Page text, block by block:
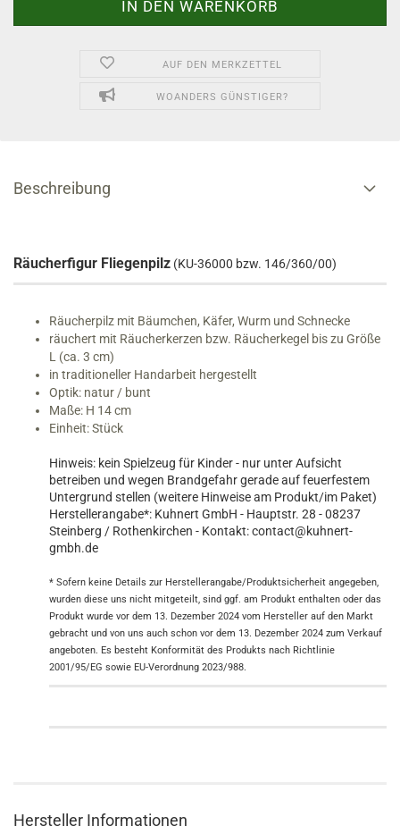
AUF DEN MERKZETTEL
WOANDERS GÜNSTIGER?
Beschreibung
Räucherfigur Fliegenpilz (KU-36000 bzw. 146/360/00)
Räucherpilz mit Bäumchen, Käfer, Wurm und Schnecke
räuchert mit Räucherkerzen bzw. Räucherkegel bis zu Größe
L (ca. 3 cm)
in traditioneller Handarbeit hergestellt
Optik: natur / bunt
Maße: H 14 cm
Einheit: Stück
Hinweis: kein Spielzeug für Kinder - nur unter Aufsicht
betreiben und wegen Brandgefahr gerade auf feuerfestem
Untergrund stellen (weitere Hinweise am Produkt/im Paket)
Herstellerangabe*: Kuhnert GmbH - Hauptstr. 28 - 08237
Steinberg / Rothenkirchen - Kontakt: contact@kuhnert-
gmbh.de
* Sofern keine Details zur Herstellerangabe/Produktsicherheit angegeben,
wurden diese uns nicht mitgeteilt, sind ggf. am Produkt enthalten oder das
Produkt wurde vor dem 13. Dezember 2024 vom Hersteller auf den Markt
gebracht und von uns auch schon vor dem 13. Dezember 2024 zum Verkauf
angeboten. Es besteht Konformität des Produkts nach Richtlinie
2001/95/EG sowie EU-Verordnung 2023/988.
Hersteller Informationen